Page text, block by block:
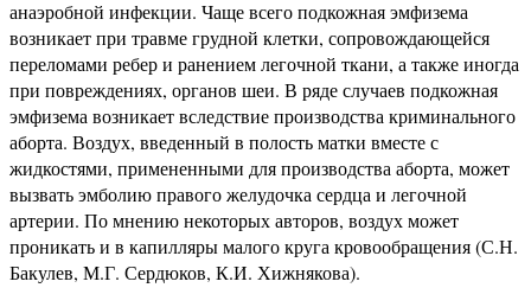
анаэробной инфекции. Чаще всего подкожная эмфизема
возникает при травме грудной клетки, сопровождающейся
переломами ребер и ранением легочной ткани, а также иногда
при повреждениях, органов шеи. В ряде случаев подкожная
эмфизема возникает вследствие производства криминального
аборта. Воздух, введенный в полость матки вместе с
жидкостями, примененными для производства аборта, может
вызвать эмболию правого желудочка сердца и легочной
артерии. По мнению некоторых авторов, воздух может
проникать и в капилляры малого круга кровообращения (С.Н.
Бакулев, М.Г. Сердюков, К.И. Хижнякова).